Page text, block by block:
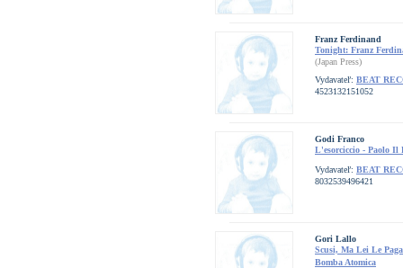
Franz Ferdinand
Tonight: Franz
(Japan Press)
Vydavateľ: BEAT
4523132151052
Godi Franco
L'esorciccio - Paolo Il
Vydavateľ: BEAT
8032539496421
Gori Lallo
Scusi, Ma Lei Le
Bomba Atomica